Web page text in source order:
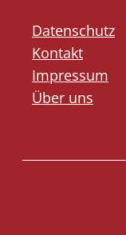
Datenschutz
Kontakt
Impressum
Über uns